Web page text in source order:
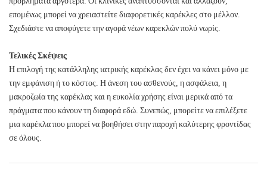
επομένως μπορεί να χρειαστείτε διαφορετικές καρέκλες στο μέλλον.
Σχεδιάστε να αποφύγετε την αγορά νέων καρεκλών πολύ νωρίς.
Τελικές Σκέψεις
Η επιλογή της κατάλληλης ιατρικής καρέκλας δεν έχει να κάνει μόνο με
την εμφάνιση ή το κόστος. Η άνεση του ασθενούς, η ασφάλεια, η
μακροζωία της καρέκλας και η ευκολία χρήσης είναι μερικά από τα
πράγματα που κάνουν τη διαφορά εδώ. Συνεπώς, μπορείτε να επιλέξετε
μια καρέκλα που μπορεί να βοηθήσει στην παροχή καλύτερης φροντίδας
σε όλους.